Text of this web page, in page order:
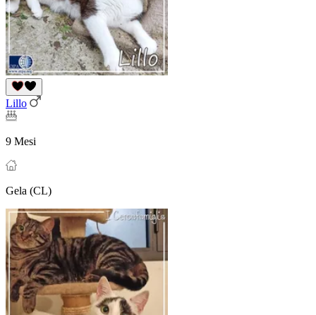
Lillo
9 Mesi
Gela (CL)